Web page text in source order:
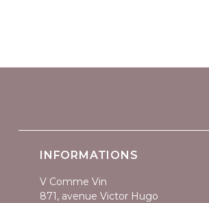
INFORMATIONS
V Comme Vin
871, avenue Victor Hugo